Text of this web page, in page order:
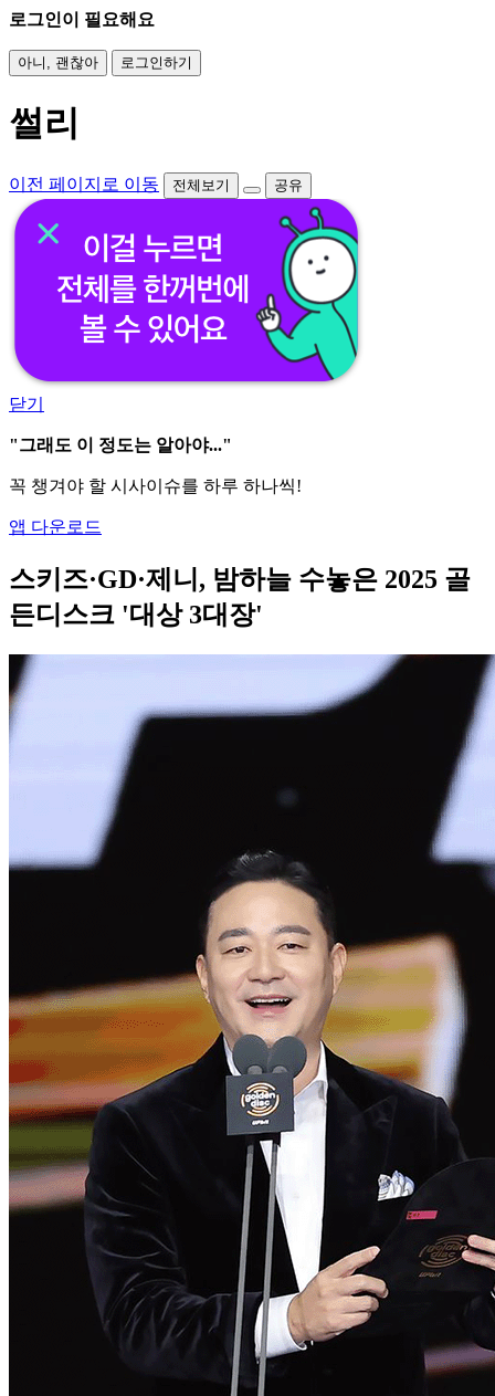
로그인이 필요해요
아니, 괜찮아 로그인하기
썰리
이전 페이지로 이동 전체보기 공유
닫기
"그래도 이 정도는 알아야..."
꼭 챙겨야 할 시사이슈를 하루 하나씩!
앱 다운로드
스키즈·GD·제니, 밤하늘 수놓은 2025 골
든디스크 '대상 3대장'